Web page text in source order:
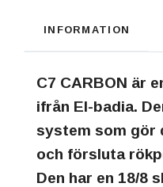
INFORMATION
C7 CARBON är
ifrån El-badia.
system som gör
och försluta
Den har en 18/8